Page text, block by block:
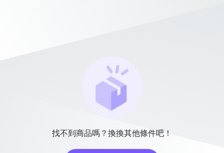
找不到商品嗎？換換其他條件吧！